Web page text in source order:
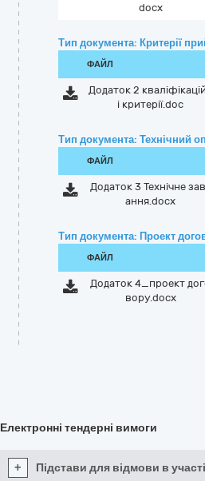
docx
Тип документа: Критерії
ФАЙЛ
Додаток 2
і критерії.doc
Тип документа: Технічний
ФАЙЛ
Додаток 3 Технічне
ання.docx
Тип документа: Проект
ФАЙЛ
Додаток 4_проект
вору.docx
Електронні тендерні вимоги
+ Підстави для відмови в